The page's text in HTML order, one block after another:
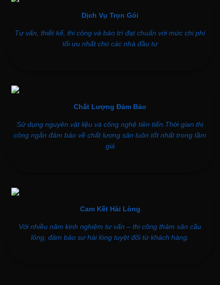
Dịch Vụ Trọn Gói
Tư vấn, thiết kế, thi công và bảo trì đạt chuẩn với mức chi phí
tối ưu nhất cho các nhà đầu tư
Chất Lượng Đảm Bảo
Sử dụng nguyên vật liệu và công nghệ tiên tiến.Thời gian thi
công ngắn đảm bảo về chất lượng sân luôn tốt nhất trong tầm
giá
Cam Kết Hài Lòng
Với nhiều năm kinh nghiệm tư vấn – thi công thảm sân cầu
lông, đảm bảo sự hài lòng tuyệt đối từ khách hàng.